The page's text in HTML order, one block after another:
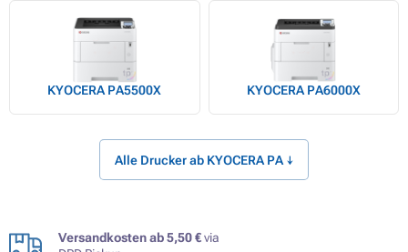
KYOCERA PA5500X KYOCERA PA6000X
Alle Drucker ab KYOCERA PA ↓
Versandkosten ab 5,50 €via